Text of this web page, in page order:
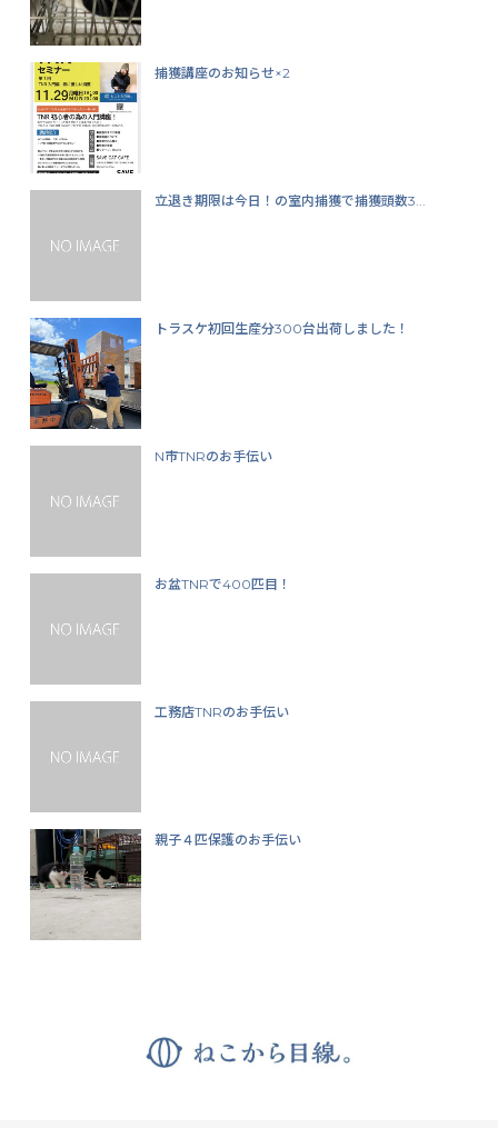
捕獲講座のお知らせ×2
立退き期限は今日！の室内捕獲で捕獲頭数3...
トラスケ初回生産分300台出荷しました！
N市TNRのお手伝い
お盆TNRで400匹目！
工務店TNRのお手伝い
親子４匹保護のお手伝い